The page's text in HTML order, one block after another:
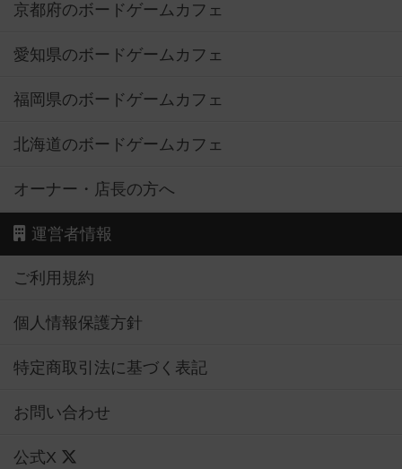
京都府のボードゲームカフェ
愛知県のボードゲームカフェ
福岡県のボードゲームカフェ
北海道のボードゲームカフェ
オーナー・店長の方へ
運営者情報
ご利用規約
個人情報保護方針
特定商取引法に基づく表記
お問い合わせ
公式X